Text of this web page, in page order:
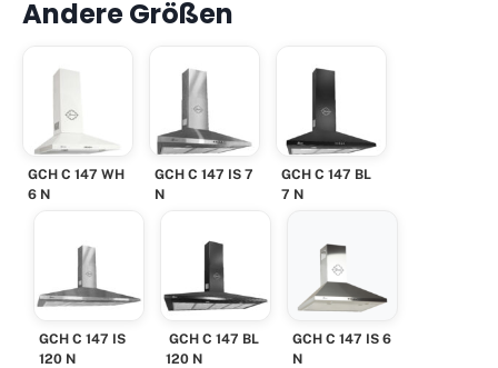
Andere Größen
GCH C 147 WH
6 N
GCH C 147 IS 7
N
GCH C 147 BL
7 N
GCH C 147 IS
120 N
GCH C 147 BL
120 N
GCH C 147 IS 6
N